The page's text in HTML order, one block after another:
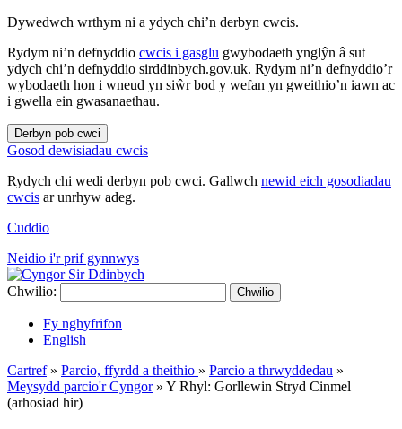
Dywedwch wrthym ni a ydych chi’n derbyn cwcis.
Rydym ni’n defnyddio cwcis i gasglu gwybodaeth ynglŷn â sut
ydych chi’n defnyddio sirddinbych.gov.uk. Rydym ni’n defnyddio’r
wybodaeth hon i wneud yn siŵr bod y wefan yn gweithio’n iawn ac
i gwella ein gwasanaethau.
Derbyn pob cwci
Gosod dewisiadau cwcis
Rydych chi wedi derbyn pob cwci. Gallwch newid eich gosodiadau
cwcis ar unrhyw adeg.
Cuddio
Neidio i'r prif gynnwys
Chwilio: Chwilio
Fy nghyfrifon
English
Cartref» Parcio, ffyrdd a theithio » Parcio a thrwyddedau »
Meysydd parcio'r Cyngor» Y Rhyl: Gorllewin Stryd Cinmel
(arhosiad hir)